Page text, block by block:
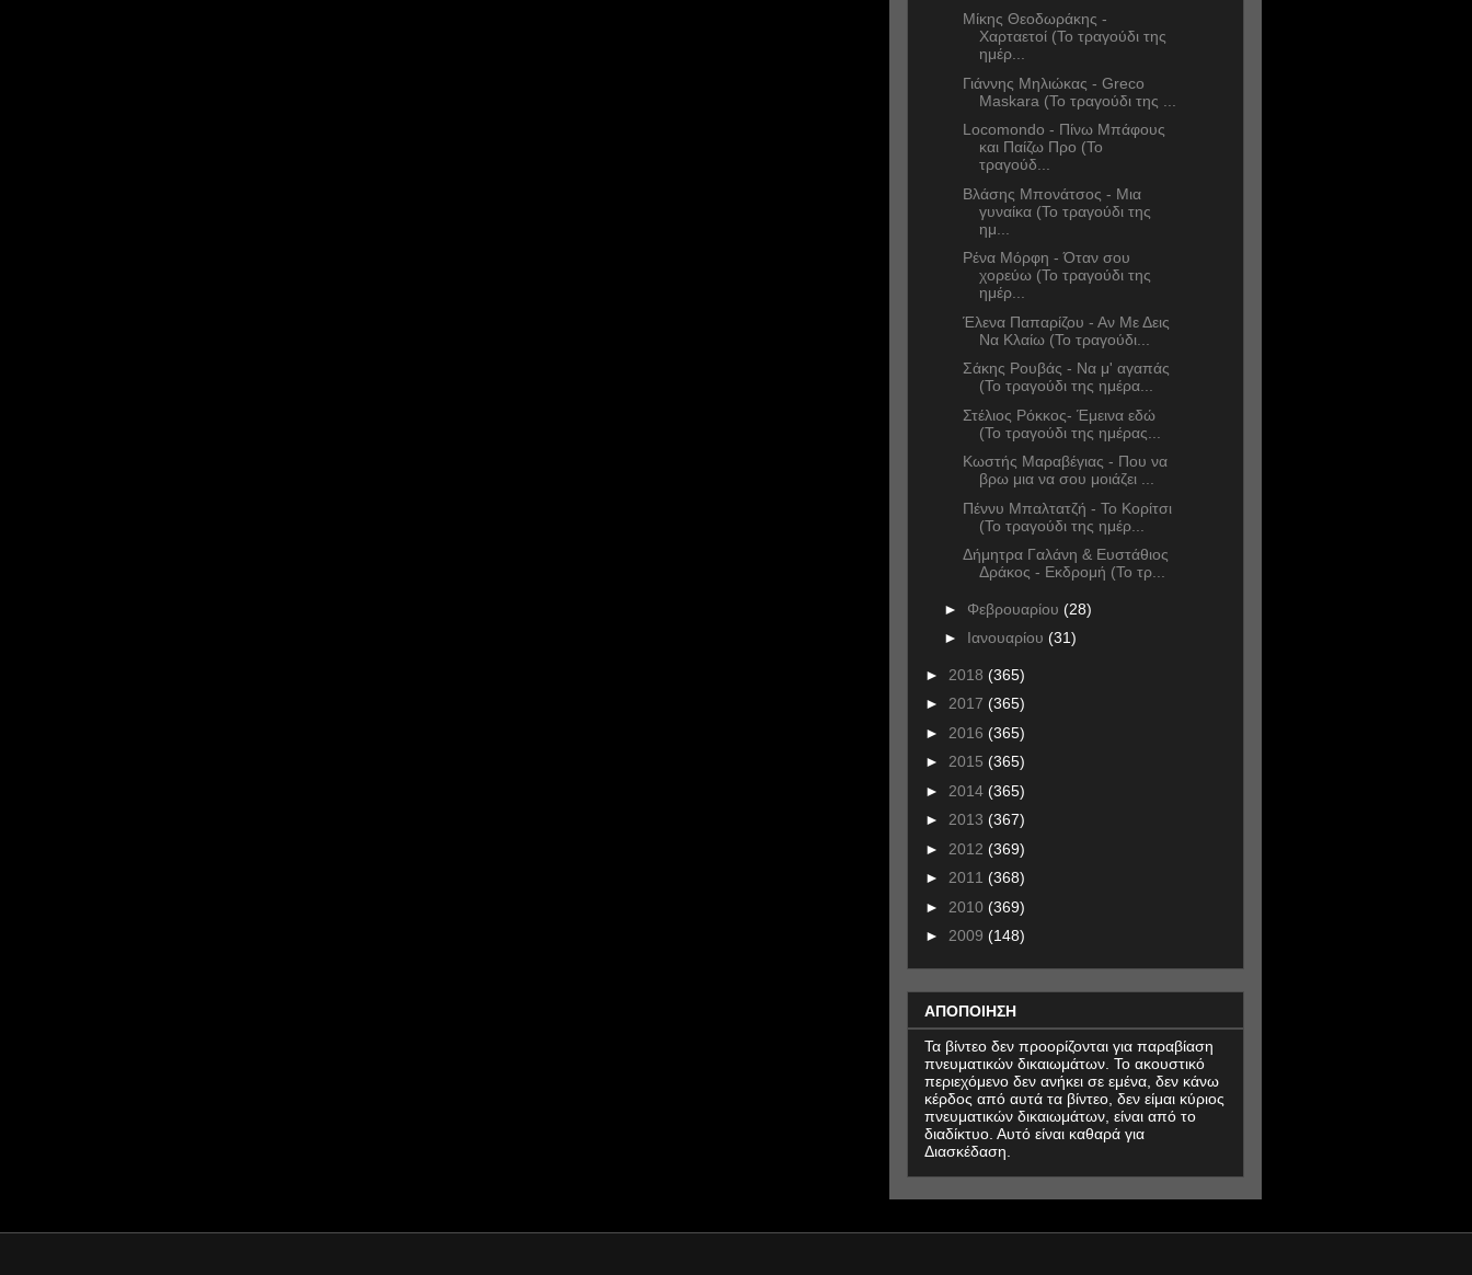
Μίκης Θεοδωράκης -
Χαρταετοί (Το τραγούδι της
ημέρ...
Γιάννης Μηλιώκας - Greco
Maskara (Το τραγούδι της ...
Locomondo - Πίνω Μπάφους
και Παίζω Προ (Το
τραγούδ...
Βλάσης Μπονάτσος - Μια
γυναίκα (Το τραγούδι της
ημ...
Ρένα Μόρφη - Όταν σου
χορεύω (Το τραγούδι της
ημέρ...
Έλενα Παπαρίζου - Αν Με Δεις
Να Κλαίω (Το τραγούδι...
Σάκης Ρουβάς - Να μ' αγαπάς
(Το τραγούδι της ημέρα...
Στέλιος Ρόκκος- Έμεινα εδώ
(Το τραγούδι της ημέρας...
Κωστής Μαραβέγιας - Που να
βρω μια να σου μοιάζει ...
Πέννυ Μπαλτατζή - Το Κορίτσι
(Το τραγούδι της ημέρ...
Δήμητρα Γαλάνη & Ευστάθιος
Δράκος - Εκδρομή (Το τρ...
► Φεβρουαρίου (28)
► Ιανουαρίου (31)
► 2018 (365)
► 2017 (365)
► 2016 (365)
► 2015 (365)
► 2014 (365)
► 2013 (367)
► 2012 (369)
► 2011 (368)
► 2010 (369)
► 2009 (148)
ΑΠΟΠΟΙΗΣΗ
Τα βίντεο δεν προορίζονται για παραβίαση
πνευματικών δικαιωμάτων. Το ακουστικό
περιεχόμενο δεν ανήκει σε εμένα, δεν κάνω
κέρδος από αυτά τα βίντεο, δεν είμαι κύριος
πνευματικών δικαιωμάτων, είναι από το
διαδίκτυο. Αυτό είναι καθαρά για
Διασκέδαση.